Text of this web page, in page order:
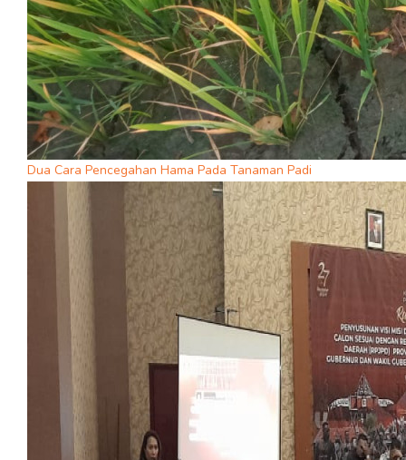
Dua Cara Pencegahan Hama Pada Tanaman Padi